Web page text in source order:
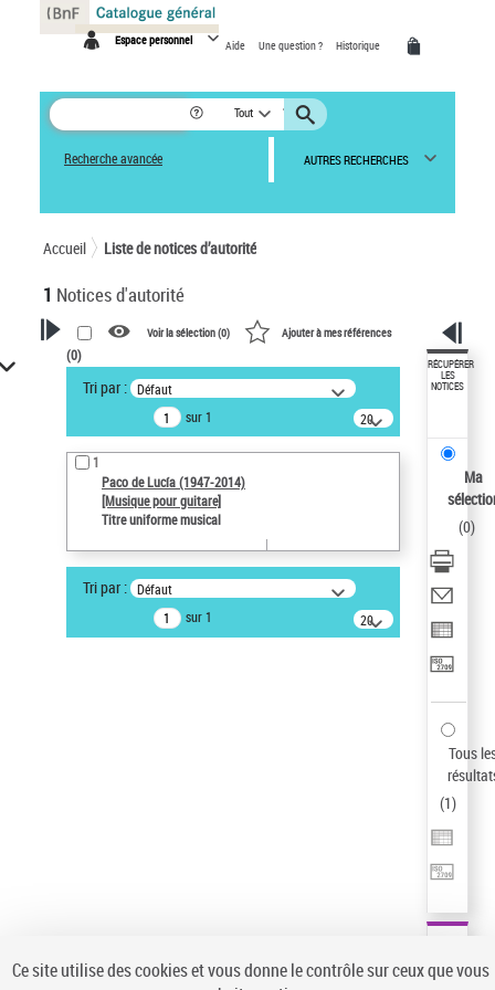
Espace personnel Aide Une question ? Historique
Tout
Recherche avancée AUTRES RECHERCHES
Accueil Liste de notices d’autorité
1 Notices d'autorité
VOTRE RECHERCHE
Recherche avancée dans les
notices d’autorité
Œuvres liées à l'auteur :
Paco de Lucía (1947-2014)
Type de notice d'autorité
Statut de la notice d’autorité
Notice élémentaire
Sauvegarder votre recherche
Voir la sélection (0) Ajouter à mes références
(0)
Tri par : Défaut
sur 1
20
résultats/page
1
Paco de Lucía (1947-2014)
[Musique pour guitare]
Titre uniforme musical
Tri par : Défaut
sur 1
20
résultats/page
RÉCUPÉRER
LES
NOTICES
Ma
(0)
Tous
(1)
Panneau de gestion des cookies
Ce site utilise des cookies et vous donne le contrôle sur ceux que vous